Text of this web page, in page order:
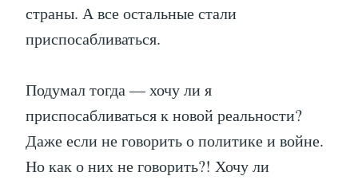
страны. А все остальные стали
приспосабливаться.
Подумал тогда — хочу ли я
приспосабливаться к новой реальности?
Даже если не говорить о политике и войне.
Но как о них не говорить?! Хочу ли